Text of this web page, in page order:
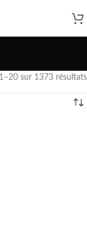
sur 1373 résultats